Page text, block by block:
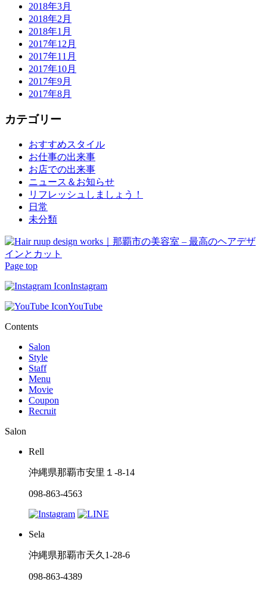
2018年3月
2018年2月
2018年1月
2017年12月
2017年11月
2017年10月
2017年9月
2017年8月
カテゴリー
おすすめスタイル
お仕事の出来事
お店での出来事
ニュース＆お知らせ
リフレッシュしましょう！
日常
未分類
Page top
Instagram
YouTube
Contents
Salon
Style
Staff
Menu
Movie
Coupon
Recruit
Salon
Rell
沖縄県那覇市安里１-8-14
098-863-4563
Sela
沖縄県那覇市天久1-28-6
098-863-4389